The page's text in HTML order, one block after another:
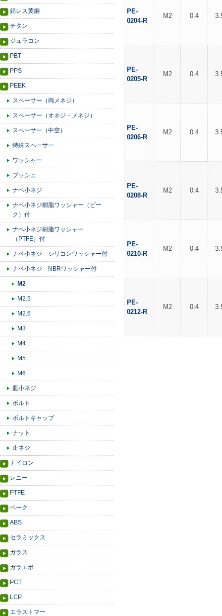
鉛レス黄銅
チタン
ジュラコン
PBT
PPS
PEEK
スペーサー（両メネジ）
スペーサー（オネジ・メネジ）
スペーサー（中空）
特殊スペーサー
ワッシャー
ブッシュ
ナベ小ネジ
ナベ小ネジ樹脂ワッシャー（ピー
ク）付
ナベ小ネジ樹脂ワッシャー
（PTFE）付
ナベ小ネジ シリコンワッシャー付
ナベ小ネジ NBRワッシャー付
M2
M2.5
M2.6
M3
M4
M5
M6
皿小ネジ
ボルト
ボルトキャップ
ナット
止ネジ
ナイロン
レニー
PTFE
ベーク
ABS
セラミックス
ガラス
ガラエポ
PCT
LCP
エラストマー
PE-
0204-R
M2 0.4
PE-
0205-R
M2 0.4
PE-
0206-R
M2 0.4
PE-
0208-R
M2 0.4
PE-
0210-R
M2 0.4
PE-
0212-R
M2 0.4